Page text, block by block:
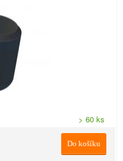
> 60 ks
Do košíku